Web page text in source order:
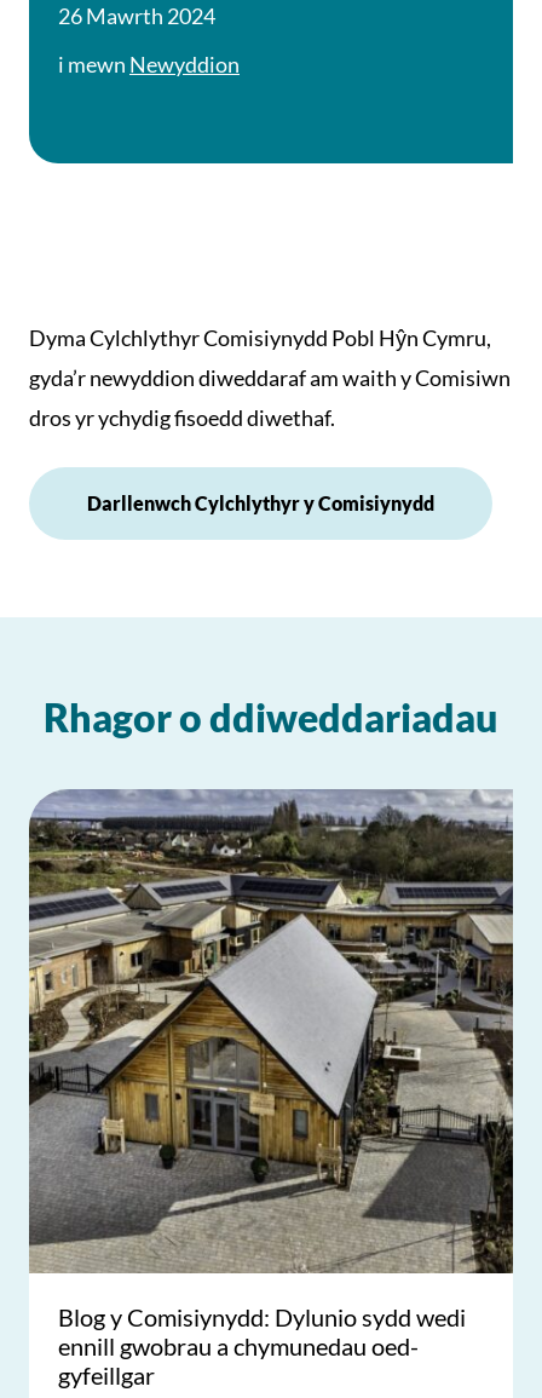
26 Mawrth 2024
i mewn Newyddion
Dyma Cylchlythyr Comisiynydd Pobl Hŷn Cymru,
gyda’r newyddion diweddaraf am waith y Comisiwn
dros yr ychydig fisoedd diwethaf.
Darllenwch Cylchlythyr y Comisiynydd
Rhagor o ddiweddariadau
Blog y Comisiynydd: Dylunio sydd wedi
ennill gwobrau a chymunedau oed-
gyfeillgar